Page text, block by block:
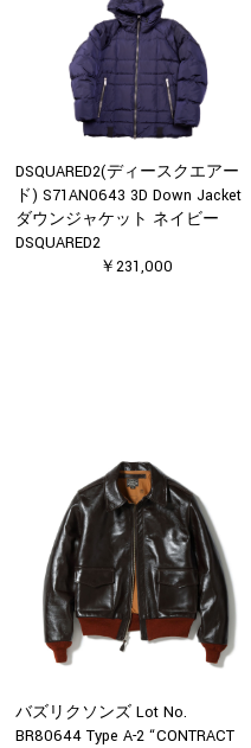
DSQUARED2(ディースクエアー
ド) S71AN0643 3D Down Jacket
ダウンジャケット ネイビー
DSQUARED2
￥231,000
バズリクソンズ Lot No.
BR80644 Type A-2 “CONTRACT